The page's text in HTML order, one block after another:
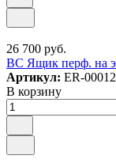
26 700 руб.
ВС Ящик перф. на
Артикул: ER-
В корзину